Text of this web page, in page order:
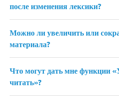
после изменения лексики?
Можно ли увеличить или
материала?
Что могут дать мне функции
читать»?